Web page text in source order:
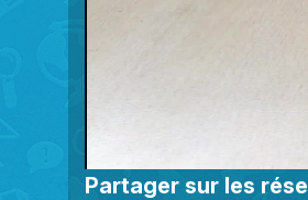
Partager sur les